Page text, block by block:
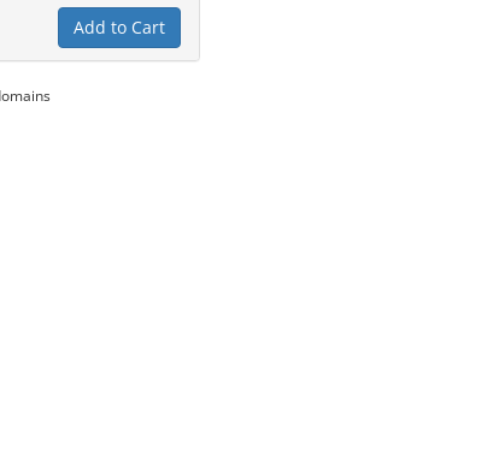
Add to Cart